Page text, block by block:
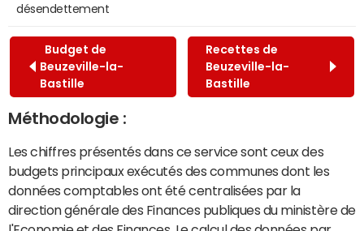
désendettement
Budget de
Beuzeville-la-
Bastille
Recettes de
Beuzeville-la-
Bastille
Méthodologie :
Les chiffres présentés dans ce service sont ceux des
budgets principaux exécutés des communes dont les
données comptables ont été centralisées par la
direction générale des Finances publiques du ministère de